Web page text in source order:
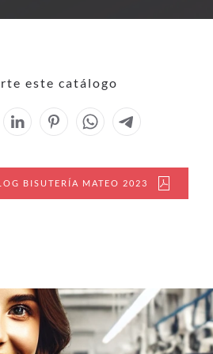
este catálogo
BISUTERÍA MATEO 2023